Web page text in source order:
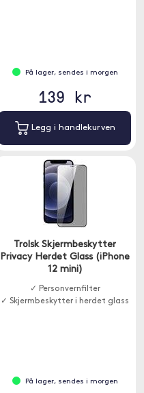
På lager, sendes i morgen
139 kr
Legg i handlekurven
Trolsk Skjermbeskytter
Privacy Herdet Glass (iPhone
12 mini)
✓ Personvernfilter
✓ Skjermbeskytter i herdet glass
På lager, sendes i morgen